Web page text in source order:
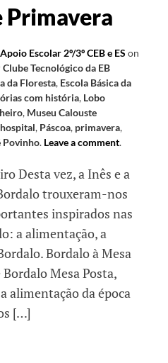
Primavera
Escolar 2º/3º CEB e ES on
Clube Tecnológico da EB
da Floresta, Escola Básica da
com história, Lobo
, Museu Calouste
, Páscoa, primavera,
Povinho. Leave a comment.
Desta vez, a Inês e a
trouxeram-nos
inspirados nas
a alimentação, a
Bordalo à Mesa
Mesa Posta,
alimentação da época
[…]